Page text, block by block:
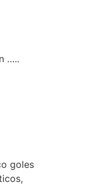
…..
goles